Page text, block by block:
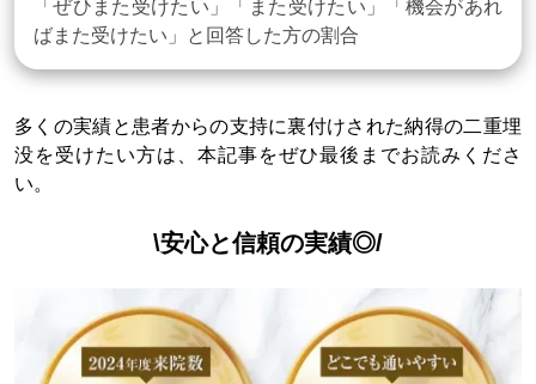
「ぜひまた受けたい」「また受けたい」「機会があれ
ばまた受けたい」と回答した方の割合
多くの実績と患者からの支持に裏付けされた納得の二重埋
没を受けたい方は、本記事をぜひ最後までお読みくださ
い。
\安心と信頼の実績◎/